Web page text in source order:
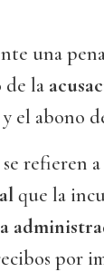
una
de la
y el abono
se refieren a
que la
por